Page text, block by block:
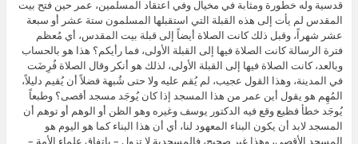
قدسية وله خطورة ومثابة في مخيال وفي اعتقاد المسلمين، عمر حين فتح بيت
المقدس لم يأت إلى هذه القبلة التي استقبلها المسلمون ستة عشر أو سبعة
عشر شهراً، وقبل ذلك كانت الصلاة أيضاً إلى قبلة بيت المقدس، أي مُعظم
فترة الرسالة كانت الصلاة فيها إلى القبلة الأولى، فما رأيكم؟ هذا هو بالحساب
وبالعد، كانت الصلاة فيها إلى القبلة الأولى، لذلك هو أنكر وقال الصلاة فُرِضَت
في المدينة، وهذا القول عجيب، لم يُقم عليه ولا حتى شُبهة فضلاً أن يُقيم دليلاً،
المُهِم هو يقول أين عمر من هذا المسجد إذا كان يُوجَد مسجد أقصى؟ وطبعاً
يُوجَد خطأ فظيع وقع فيه الدكتور يوسف وغيره وهو الظن أو الوهم أو توهم أن
المسجد لابد أن يكون البناء المعهود لنا، أي أن هذا البناء كما هو اليوم هو
المسجد الأقصى، وهذا غير صحيح، فالمسجدية لا تزول – باتفاق علماء الأمة –